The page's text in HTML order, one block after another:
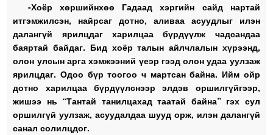
-Хоёр хөршийнхөө Гадаад хэргийн сайд нартай
итгэмжилсэн, найрсаг дотно, аливаа асуудлыг илэн
далангүй ярилцдаг харилцаа бүрдүүлж чадсандаа
баяртай байдаг. Бид хоёр талын айлчлалын хүрээнд,
олон улсын арга хэмжээний үеэр гээд олон удаа уулзаж
ярилцдаг. Одоо бүр тоогоо ч мартсан байна. Ийм ойр
дотно харилцаа бүрдүүлснээр элдэв оршилгүйгээр,
жишээ нь “Тантай танилцахад таатай байна” гэх сул
оршилгүй уулзаж, асуудалдаа шууд орж, илэн далангүй
санал солилцдог.